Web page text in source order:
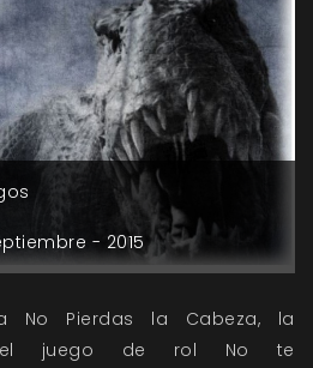
- 2015
Pierdas la Cabeza, la
el juego de rol No te